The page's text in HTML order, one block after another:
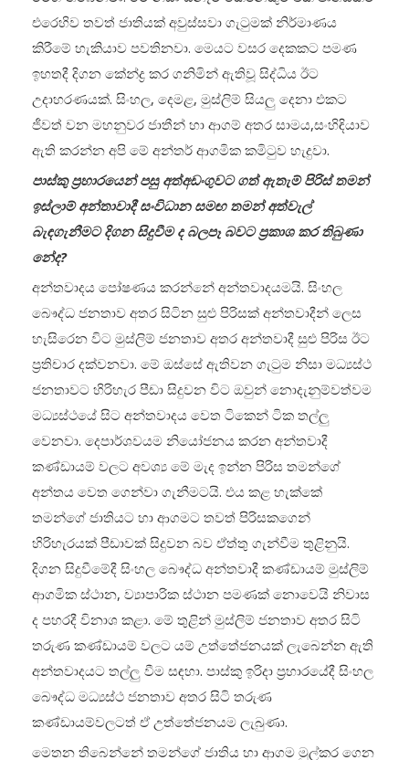
එරෙහිව තවත් ජාතියක් අවුස්සවා ගැටුමක් නිර්මාණය
කිරීමේ හැකියාව පවතිනවා. මෙයට වසර දෙකකට පමණ
ඉහතදී දිගන කේන්ද්‍ර කර ගනිමින් ඇතිවූ සිද්ධිය ඊට
උදාහරණයක්. සිංහල, දෙමළ, මුස්ලිම් සියලු දෙනා එකට
ජීවත් වන මහනුවර ජාතීන් හා ආගම් අතර සාමය,සංහිඳියාව
ඇති කරන්න අපි මේ අන්තර් ආගමික කමිටුව හැදුවා.
පාස්කු ප්‍රහාරයෙන් පසු අත්අඩංගුවට ගත් ඇතැම් පිරිස් තමන්
ඉස්ලාම් අන්තාවාදී සංවිධාන සමඟ තමන් අත්වැල්
බැඳගැනීමට දිගන සිදුවීම ද බලපෑ බවට ප්‍රකාශ කර තිබුණා
නේද?
අන්තවාදය පෝෂණය කරන්නේ අන්තවාදයමයි. සිංහල
බෞද්ධ ජනතාව අතර සිටින සුළු පිරිසක් අන්තවාදීන් ලෙස
හැසිරෙන විට මුස්ලිම් ජනතාව අතර අන්තවාදී සුළු පිරිස ඊට
ප්‍රතිචාර දක්වනවා. මේ ඔස්සේ ඇතිවන ගැටුම නිසා මධ්‍යස්ථ
ජනතාවට හිරිහැර පීඩා සිදුවන විට ඔවුන් නොදැනුම්වත්වම
මධ්‍යස්ථයේ සිට අන්තවාදය වෙත ටිකෙන් ටික තල්ලු
වෙනවා. දෙපාර්ශවයම නියෝජනය කරන අන්තවාදී
කණ්ඩායම් වලට අවශ්‍ය මේ මැද ඉන්න පිරිස තමන්ගේ
අන්තය වෙත ගෙන්වා ගැනීමටයි. එය කළ හැක්කේ
තමන්ගේ ජාතියට හා ආගමට තවත් පිරිසකගෙන්
හිරිහැරයක් පීඩාවක් සිදුවන බව ඒත්තු ගැන්වීම තුළිනුයි.
දිගන සිදුවීමේදී සිංහල බෞද්ධ අන්තවාදී කණ්ඩායම් මුස්ලිම්
ආගමික ස්ථාන, ව්‍යාපාරික ස්ථාන පමණක් නොවෙයි නිවාස
ද පහරදී විනාශ කළා. මේ තුළින් මුස්ලිම් ජනතාව අතර සිටි
තරුණ කණ්ඩායම් වලට යම් උත්තේජනයක් ලැබෙන්න ඇති
අන්තවාදයට තල්ලු වීම සඳහා. පාස්කු ඉරිදා ප්‍රහාරයේදී සිංහල
බෞද්ධ මධ්‍යස්ථ ජනතාව අතර සිටි තරුණ
කණ්ඩායම්වලටත් ඒ උත්තේජනයම ලැබුණා.
මෙතන තිබෙන්නේ තමන්ගේ ජාතිය හා ආගම මුල්කර ගෙන